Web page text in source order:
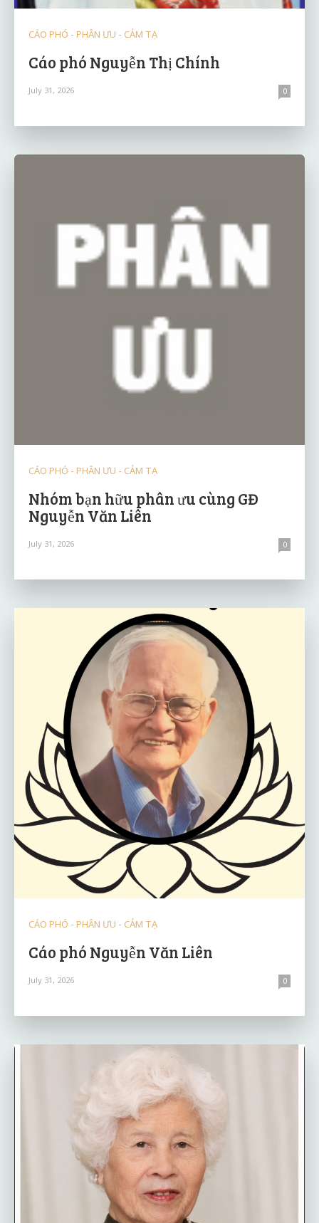
CÁO PHÓ - PHÂN ƯU - CẢM TẠ
Cáo phó Nguyễn Thị Chính
July 31, 2026 0
CÁO PHÓ - PHÂN ƯU - CẢM TẠ
Nhóm bạn hữu phân ưu cùng GĐ
Nguyễn Văn Liên
July 31, 2026 0
CÁO PHÓ - PHÂN ƯU - CẢM TẠ
Cáo phó Nguyễn Văn Liên
July 31, 2026 0